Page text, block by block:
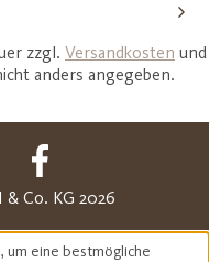
zzgl. Versandkosten und
anders angegeben.
Co. KG 2026
um eine bestmögliche